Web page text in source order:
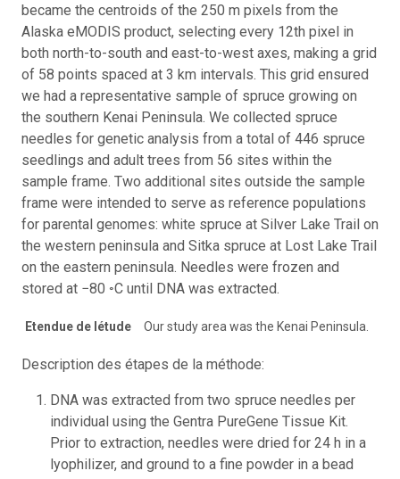
became the centroids of the 250 m pixels from the
Alaska eMODIS product, selecting every 12th pixel in
both north-to-south and east-to-west axes, making a grid
of 58 points spaced at 3 km intervals. This grid ensured
we had a representative sample of spruce growing on
the southern Kenai Peninsula. We collected spruce
needles for genetic analysis from a total of 446 spruce
seedlings and adult trees from 56 sites within the
sample frame. Two additional sites outside the sample
frame were intended to serve as reference populations
for parental genomes: white spruce at Silver Lake Trail on
the western peninsula and Sitka spruce at Lost Lake Trail
on the eastern peninsula. Needles were frozen and
stored at −80 ◦C until DNA was extracted.
Etendue de létude Our study area was the Kenai Peninsula.
Description des étapes de la méthode:
DNA was extracted from two spruce needles per
individual using the Gentra PureGene Tissue Kit.
Prior to extraction, needles were dried for 24 h in a
lyophilizer, and ground to a fine powder in a bead